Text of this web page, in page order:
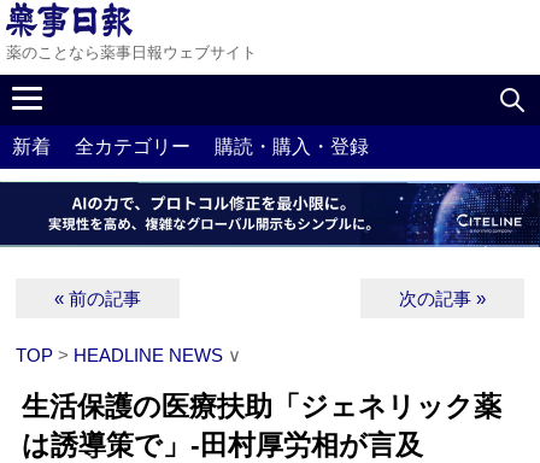
薬のことなら薬事日報ウェブサイト
新着 全カテゴリー 購読・購入・登録
« 前の記事 次の記事 »
TOP > HEADLINE NEWS ∨
生活保護の医療扶助「ジェネリック薬
は誘導策で」‐田村厚労相が言及